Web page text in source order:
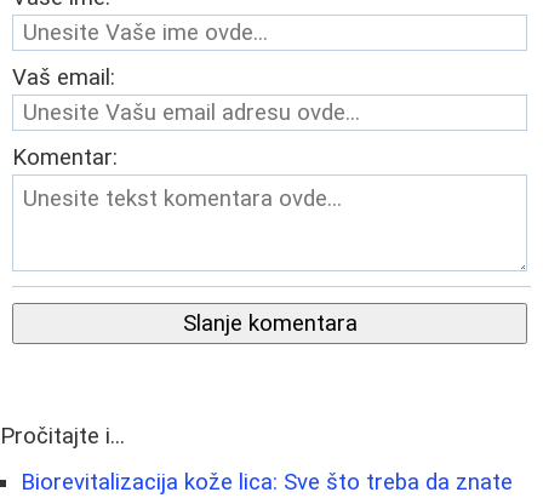
Vaš email:
Komentar:
Slanje komentara
Pročitajte i...
Biorevitalizacija kože lica: Sve što treba da znate